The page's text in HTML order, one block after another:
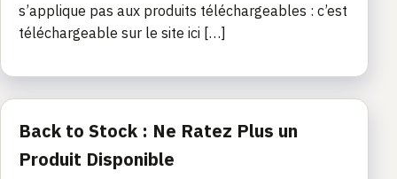
s’applique pas aux produits téléchargeables : c’est
téléchargeable sur le site ici […]
Back to Stock : Ne Ratez Plus un
Produit Disponible